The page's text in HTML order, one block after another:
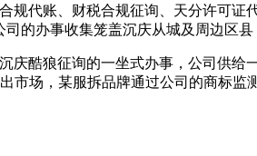
规代账、财税合规征询、天分许可
的办事收集笼盖沉庆从城及周边区
酷狼征询的一坐式办事，公司供给
市场，某服拆品牌通过公司的商标